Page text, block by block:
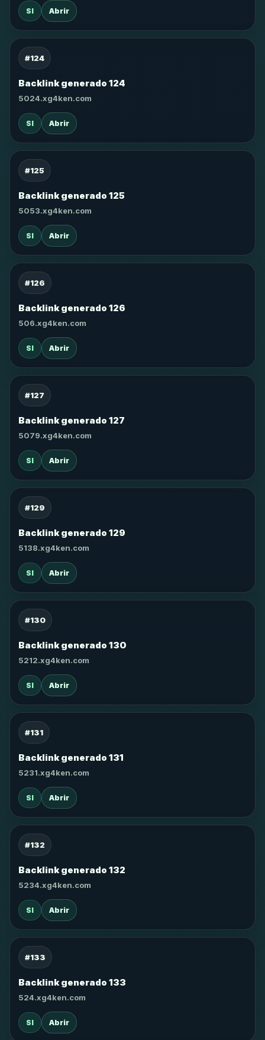
SI Abrir
#124
Backlink generado 124
5024.xg4ken.com
SI Abrir
#125
Backlink generado 125
5053.xg4ken.com
SI Abrir
#126
Backlink generado 126
506.xg4ken.com
SI Abrir
#127
Backlink generado 127
5079.xg4ken.com
SI Abrir
#129
Backlink generado 129
5138.xg4ken.com
SI Abrir
#130
Backlink generado 130
5212.xg4ken.com
SI Abrir
#131
Backlink generado 131
5231.xg4ken.com
SI Abrir
#132
Backlink generado 132
5234.xg4ken.com
SI Abrir
#133
Backlink generado 133
524.xg4ken.com
SI Abrir